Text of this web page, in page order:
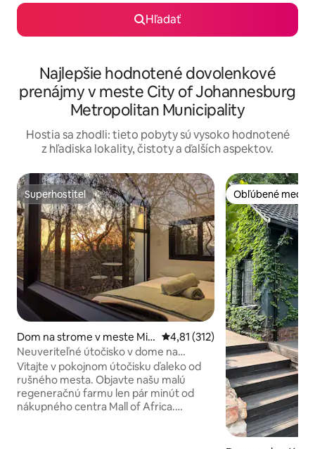
Hľadať
Najlepšie hodnotené dovolenkové
prenájmy v meste City of Johannesburg
Metropolitan Municipality
Hostia sa zhodli: tieto pobyty sú vysoko hodnotené
z hľadiska lokality, čistoty a ďalších aspektov.
Superhostiteľ
Superhostiteľ
Dom na strome v meste Mid
rand
Priemerné ohodnotenie 4,81 z
4,81 (312)
Neuveriteľné útočisko v dome na
strome uprostred prírody
Vitajte v pokojnom útočisku ďaleko od
rušného mesta. Objavte našu malú
regeneračnú farmu len pár minút od
nákupného centra Mall of Africa.
Obľúbené medzi
Obľúbené medzi